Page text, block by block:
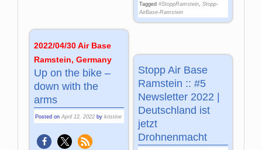
Tagged #StoppRamstein, Stopp-
AirBase-Ramstein
2022/04/30 Air Base
Ramstein, Germany
Up on the bike –
down with the
arms
Posted onApril 12, 2022 bykristine
Stopp Air Base
Ramstein :: #5
Newsletter 2022 |
Deutschland ist
jetzt
Drohnenmacht